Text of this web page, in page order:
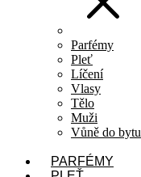
Parfémy
Pleť
Líčení
Vlasy
Tělo
Muži
Vůně do bytu
PARFÉMY